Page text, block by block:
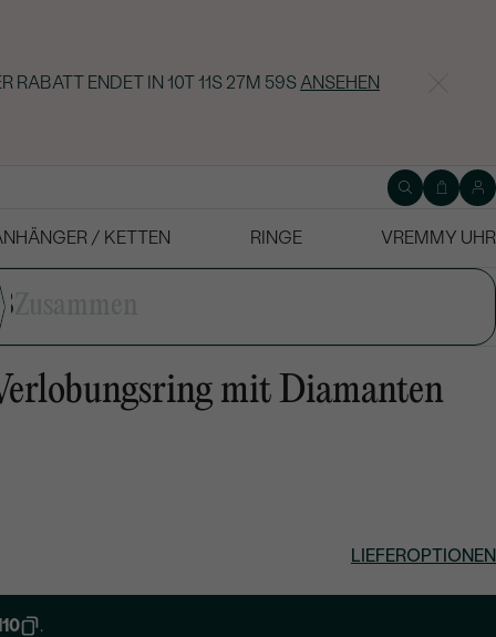
RABATT ENDET IN 10T 11S 27M 58SANSEHEN
/ KETTEN RINGE VREMMY UHR
3
mit Diamanten
LIEFEROPTIONEN
.